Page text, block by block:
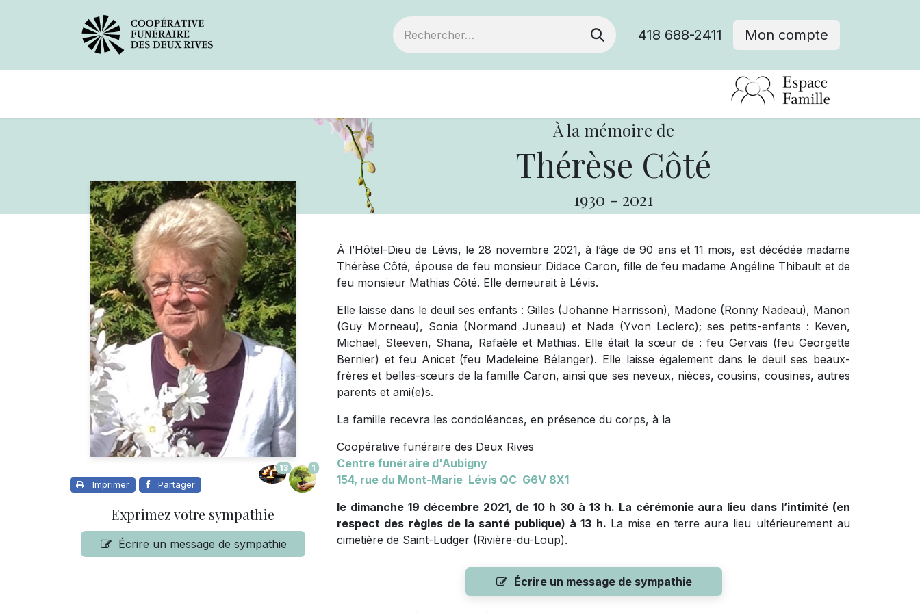
418 688-2411 Mon compte
À la mémoire de
Thérèse Côté
1930 - 2021
Imprimer Partager
13 1
Exprimez votre sympathie
Écrire un message de sympathie
À l’Hôtel-Dieu de Lévis, le 28 novembre 2021, à l’âge de 90 ans et 11 mois, est décédée madame
Thérèse Côté, épouse de feu monsieur Didace Caron, fille de feu madame Angéline Thibault et de
feu monsieur Mathias Côté. Elle demeurait à Lévis.
Elle laisse dans le deuil ses enfants : Gilles (Johanne Harrisson), Madone (Ronny Nadeau), Manon
(Guy Morneau), Sonia (Normand Juneau) et Nada (Yvon Leclerc); ses petits-enfants : Keven,
Michael, Steeven, Shana, Rafaèle et Mathias. Elle était la sœur de : feu Gervais (feu Georgette
Bernier) et feu Anicet (feu Madeleine Bélanger). Elle laisse également dans le deuil ses beaux-
frères et belles-sœurs de la famille Caron, ainsi que ses neveux, nièces, cousins, cousines, autres
parents et ami(e)s.
La famille recevra les condoléances, en présence du corps, à la
Coopérative funéraire des Deux Rives
Centre funéraire d'Aubigny
154, rue du Mont-Marie Lévis QC G6V 8X1
le dimanche 19 décembre 2021, de 10 h 30 à 13 h. La cérémonie aura lieu dans l’intimité (en
respect des règles de la santé publique) à 13 h. La mise en terre aura lieu ultérieurement au
cimetière de Saint-Ludger (Rivière-du-Loup).
Écrire un message de sympathie